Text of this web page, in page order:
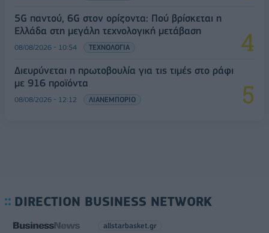
5G παντού, 6G στον ορίζοντα: Πού βρίσκεται η
Ελλάδα στη μεγάλη τεχνολογική μετάβαση
08/08/2026 - 10:54 ΤΕΧΝΟΛΟΓΙΑ
Διευρύνεται η πρωτοβουλία για τις τιμές στο ράφι
με 916 προϊόντα
08/08/2026 - 12:12 ΛΙΑΝΕΜΠΟΡΙΟ
DIRECTION BUSINESS NETWORK
allstarbasket.gr